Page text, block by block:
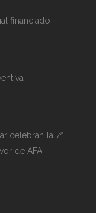
financiado
celebran la 7ª
de AFA